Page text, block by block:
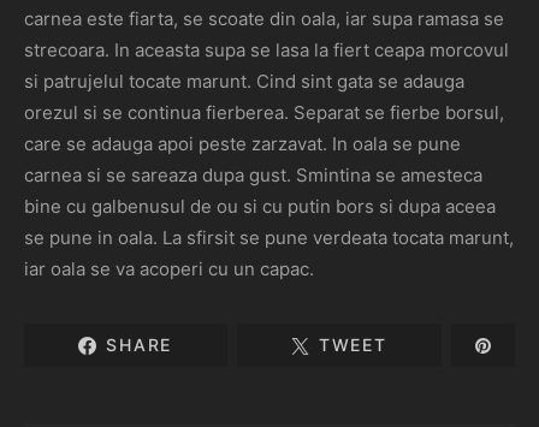
carnea este fiarta, se scoate din oala, iar supa ramasa se
strecoara. In aceasta supa se lasa la fiert ceapa morcovul
si patrujelul tocate marunt. Cind sint gata se adauga
orezul si se continua fierberea. Separat se fierbe borsul,
care se adauga apoi peste zarzavat. In oala se pune
carnea si se sareaza dupa gust. Smintina se amesteca
bine cu galbenusul de ou si cu putin bors si dupa aceea
se pune in oala. La sfirsit se pune verdeata tocata marunt,
iar oala se va acoperi cu un capac.
SHARE TWEET